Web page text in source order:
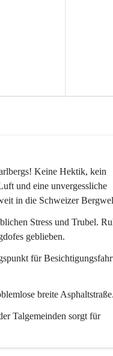
Keine Hektik, kein
und eine unvergessliche
in die Schweizer
Stress und Trubel.
geblieben.
für
breite
Talgemeinden sorgt für